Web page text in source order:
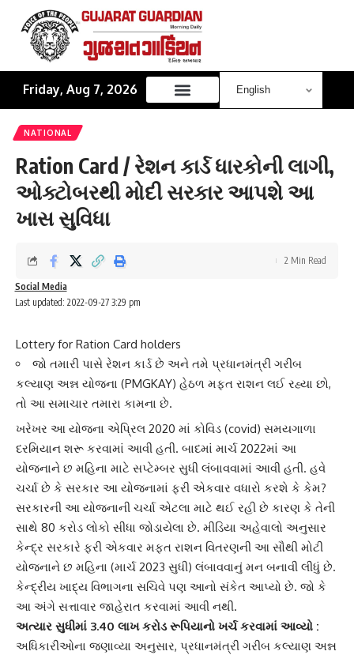
Friday, Aug 7, 2026
NATIONAL
Ration Card / રેશન કાર્ડ ધારકોની લાગી,
ઓક્ટોબરથી મોદી સરકાર આપશે આ
ખાસ સુવિધા
Last updated: 2022-09-27 3:29 pm
Social Media
2 Min Read
Lottery for Ration Card holders
જો તમારી પાસે રેશન કાર્ડ છે અને તમે પ્રધાનમંત્રી ગરીબ
કલ્યાણ અન્ન યોજના (PMGKAY) હેઠળ મફત રાશન લઈ રહ્યા છો,
તો આ સમાચાર તમારા કામના છે.
ખરેખર આ યોજના એપ્રિલ 2020 માં કોવિડ (covid) સમયગાળા
દરમિયાન શરૂ કરવામાં આવી હતી. બાદમાં માર્ચ 2022માં આ
યોજનાને છ મહિના માટે સપ્ટેમ્બર સુધી લંબાવવામાં આવી હતી. હવે
ચર્ચા છે કે સરકાર આ યોજનામાં ફરી એકવાર વધારો કરશે કે કેમ?
સરકારની આ યોજનાની ચર્ચા એટલા માટે થઈ રહી છે કારણ કે તેની
સાથે 80 કરોડ લોકો સીધા જોડાયેલા છે. મીડિયા અહેવાલો અનુસાર
કેન્દ્ર સરકારે ફરી એકવાર મફત રાશન વિતરણની આ સૌથી મોટી
યોજનાને છ મહિના (માર્ચ 2023 સુધી) લંબાવવાનું મન બનાવી લીધું છે.
કેન્દ્રીય ખાદ્ય વિભાગના સચિવે પણ આનો સંકેત આપ્યો છે. જો કે
આ અંગે સત્તાવાર જાહેરાત કરવામાં આવી નથી.
અત્યાર સુધીમાં 3.40 લાખ કરોડ રૂપિયાનો ખર્ચ કરવામાં આવ્યો :
અધિકારીઓના જણાવ્યા અનુસાર, પ્રધાનમંત્રી ગરીબ કલ્યાણ અન્ન